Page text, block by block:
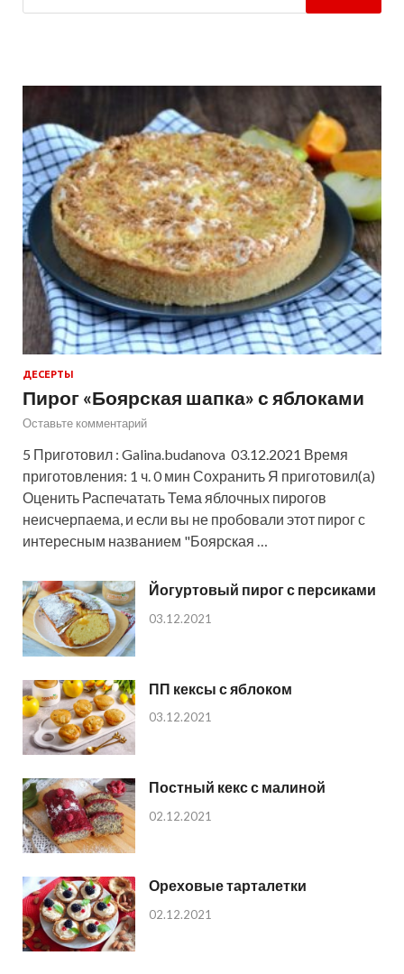
ДЕСЕРТЫ
Пирог «Боярская шапка» с яблоками
Оставьте комментарий
5 Приготовил : Galina.budanova 03.12.2021 Время
приготовления: 1 ч. 0 мин Сохранить Я приготовил(а)
Оценить Распечатать Тема яблочных пирогов
неисчерпаема, и если вы не пробовали этот пирог с
интересным названием "Боярская …
Йогуртовый пирог с персиками
03.12.2021
ПП кексы с яблоком
03.12.2021
Постный кекс с малиной
02.12.2021
Ореховые тарталетки
02.12.2021